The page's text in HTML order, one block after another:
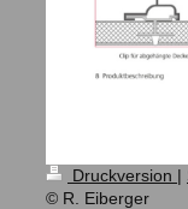
Druckversion |
© R. Eiberger